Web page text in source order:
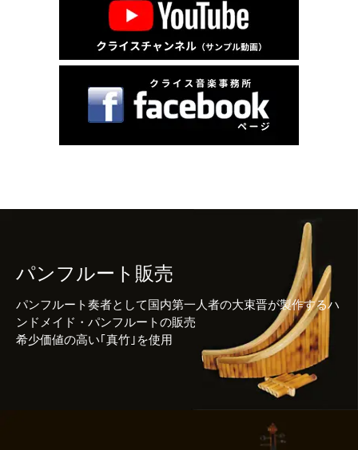
パンフルート販売
パンフルート奏者として国内第一人者の大束晋が製作するハ
ンドメイド・パンフルートの販売
希少価値の高い｢真竹｣を使用